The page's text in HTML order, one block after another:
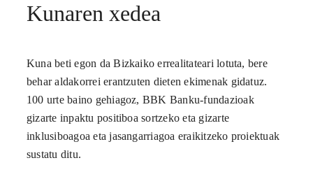
Kunaren xedea
Kuna beti egon da Bizkaiko errealitateari lotuta, bere
behar aldakorrei erantzuten dieten ekimenak gidatuz.
100 urte baino gehiagoz, BBK Banku-fundazioak
gizarte inpaktu positiboa sortzeko eta gizarte
inklusiboagoa eta jasangarriagoa eraikitzeko proiektuak
sustatu ditu.